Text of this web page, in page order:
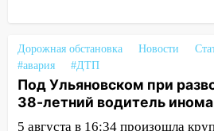
15:34 После
прокуратуры в селах
области привели в
площадки
Дорожная обстановка Новости
#авария
#ДТП
Под Ульяновском при
38-летний водитель
5 августа в 16:34 произошла